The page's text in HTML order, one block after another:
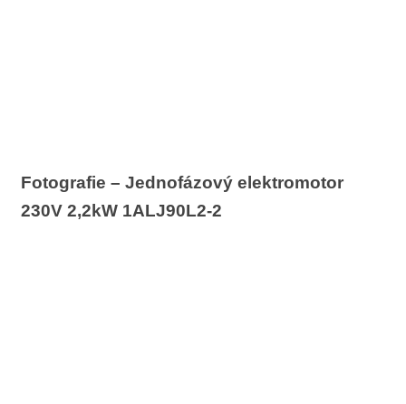
Fotografie – Jednofázový elektromotor
230V 2,2kW 1ALJ90L2-2